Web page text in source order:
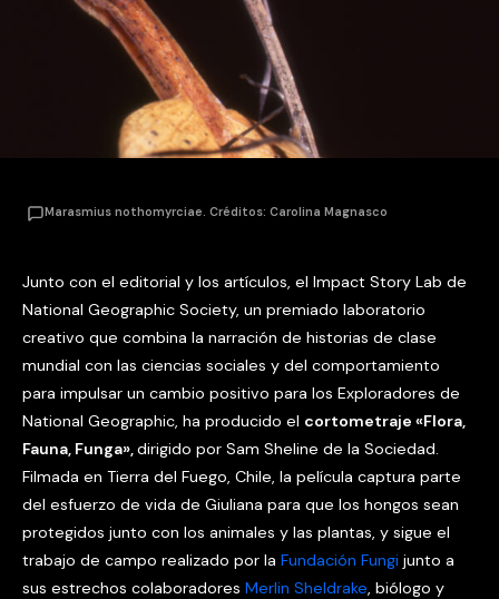
Marasmius nothomyrciae. Créditos: Carolina Magnasco
Junto con el editorial y los artículos, el Impact Story Lab de
National Geographic Society, un premiado laboratorio
creativo que combina la narración de historias de clase
mundial con las ciencias sociales y del comportamiento
para impulsar un cambio positivo para los Exploradores de
National Geographic, ha producido el cortometraje «Flora,
Fauna, Funga»,dirigido por Sam Sheline de la Sociedad.
Filmada en Tierra del Fuego, Chile, la película captura parte
del esfuerzo de vida de Giuliana para que los hongos sean
protegidos junto con los animales y las plantas, y sigue el
trabajo de campo realizado por la Fundación Fungi junto a
sus estrechos colaboradores Merlin Sheldrake, biólogo y